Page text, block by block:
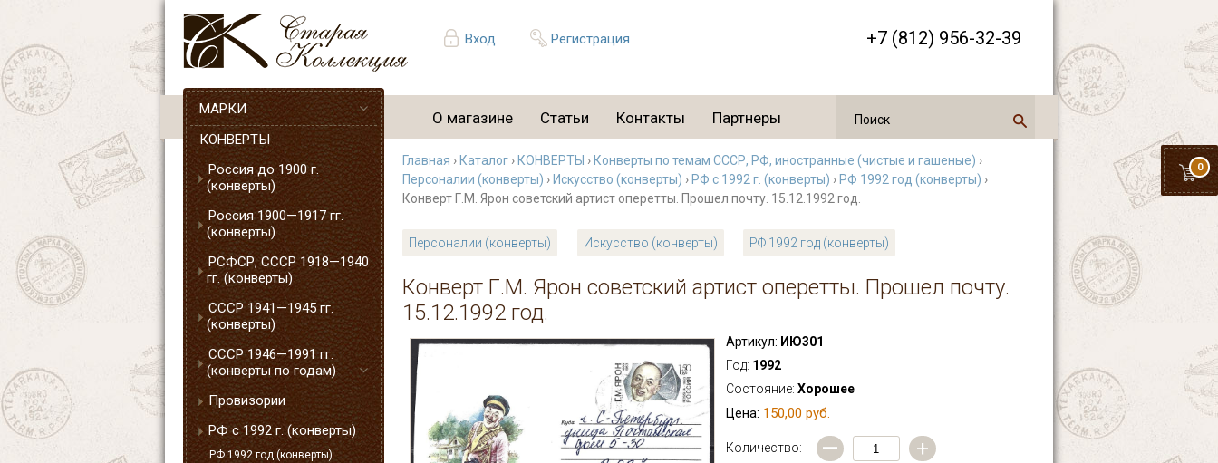
Вход Регистрация +7 (812) 956-32-39
0
О магазине Статьи Контакты Партнеры
МАРКИ
КОНВЕРТЫ
Россия до 1900 г.
(конверты)
Россия 1900—1917 гг.
(конверты)
РСФСР, СССР 1918—1940
гг. (конверты)
СССР 1941—1945 гг.
(конверты)
СССР 1946—1991 гг.
(конверты по годам)
Провизории
РФ с 1992 г. (конверты)
РФ 1992 год (конверты)
Главная › Каталог › КОНВЕРТЫ › Конверты по темам СССР, РФ, иностранные (чистые и гашеные) ›
Персоналии (конверты) › Искусство (конверты) › РФ с 1992 г. (конверты) › РФ 1992 год (конверты) ›
Конверт Г.М. Ярон советский артист оперетты. Прошел почту. 15.12.1992 год.
Персоналии (конверты) Искусство (конверты) РФ 1992 год (конверты)
Конверт Г.М. Ярон советский артист оперетты. Прошел почту.
15.12.1992 год.
Артикул: ИЮ301
Год: 1992
Состояние: Хорошее
Цена: 150,00 руб.
Количество:
— +